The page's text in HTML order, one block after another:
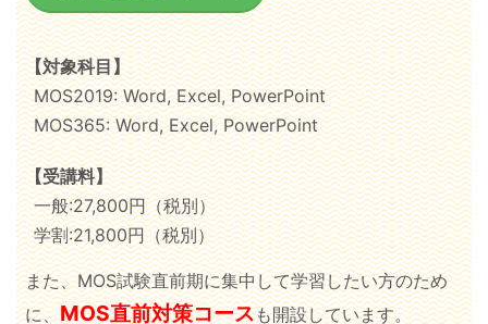
【対象科目】
MOS2019: Word, Excel, PowerPoint
MOS365: Word, Excel, PowerPoint
【受講料】
一般:27,800円（税別）
学割:21,800円（税別）
また、MOS試験直前期に集中して学習したい方のため
に、MOS直前対策コースも開設しています。